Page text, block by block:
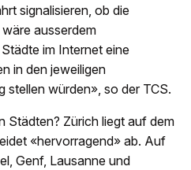
signalisieren, ob die
ausserdem
im Internet eine
in den jeweiligen
stellen würden», so der TCS.
Städten? Zürich liegt auf dem
«hervorragend» ab. Auf
Genf, Lausanne und